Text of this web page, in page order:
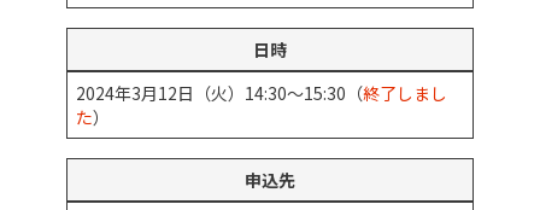
日時
2024年3月12日（火）14:30～15:30（終了しまし
た）
申込先